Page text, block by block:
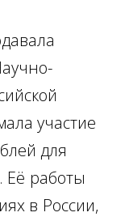
участие
для
Её работы
в России,